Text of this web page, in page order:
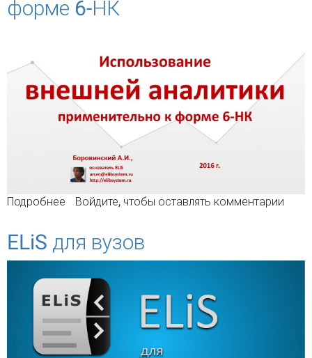
форме 6-НК
Подробнее о Использование внешней аналитики
Войдите, чтобы оставлять комментарии
ELiS для вузов